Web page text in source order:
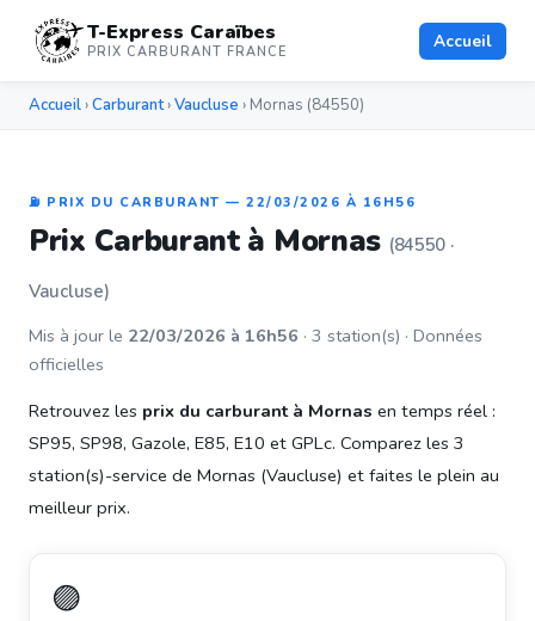
T-Express Caraïbes
PRIX CARBURANT FRANCE Accueil
Accueil ›Carburant›Vaucluse › Mornas (84550)
⛽ PRIX DU CARBURANT — 22/03/2026 À 16H56
Prix Carburant à Mornas (84550 ·
Vaucluse)
Mis à jour le 22/03/2026 à 16h56 · 3 station(s) · Données
officielles
Retrouvez les prix du carburant à Mornas en temps réel :
SP95, SP98, Gazole, E85, E10 et GPLc. Comparez les 3
station(s)-service de Mornas (Vaucluse) et faites le plein au
meilleur prix.
🟣